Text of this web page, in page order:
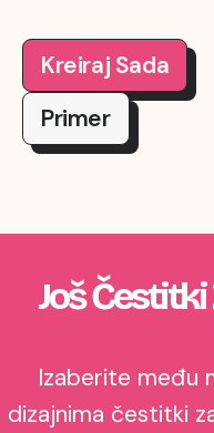
Kreiraj Sada
Primer
Još
Izaberite među
dizajnima čestitki